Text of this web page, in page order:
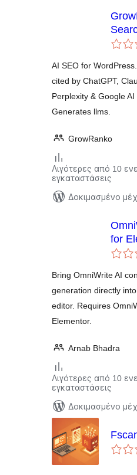
AI SEO for
cited by ChatGPT,
Perplexity & Google AI
Generates llms.
GrowRanko
Λιγότερες από 10
εγκαταστάσεις
Δοκιμασμένο
for
Bring OmniWrite AI
generation directly
editor. Requires
Elementor.
Arnab Bhadra
Λιγότερες από 10
εγκαταστάσεις
Δοκιμασμένο